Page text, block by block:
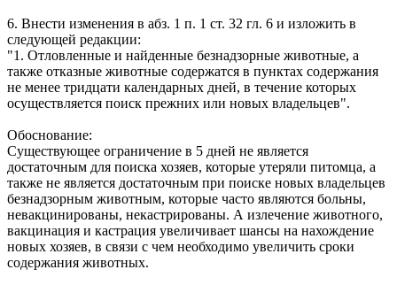
6. Внести изменения в абз. 1 п. 1 ст. 32 гл. 6 и изложить в
следующей редакции:
"1. Отловленные и найденные безнадзорные животные, а
также отказные животные содержатся в пунктах содержания
не менее тридцати календарных дней, в течение которых
осуществляется поиск прежних или новых владельцев".
Обоснование:
Существующее ограничение в 5 дней не является
достаточным для поиска хозяев, которые утеряли питомца, а
также не является достаточным при поиске новых владельцев
безнадзорным животным, которые часто являются больны,
невакцинированы, некастрированы. А излечение животного,
вакцинация и кастрация увеличивает шансы на нахождение
новых хозяев, в связи с чем необходимо увеличить сроки
содержания животных.